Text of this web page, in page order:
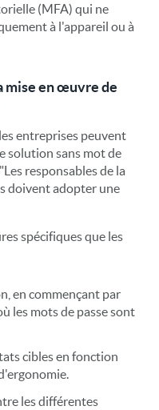
(MFA) qui ne
à l'appareil ou à
mise en œuvre de
entreprises peuvent
solution sans mot de
responsables de la
doivent adopter une
spécifiques que les
en commençant par
les mots de passe sont
cibles en fonction
les différentes